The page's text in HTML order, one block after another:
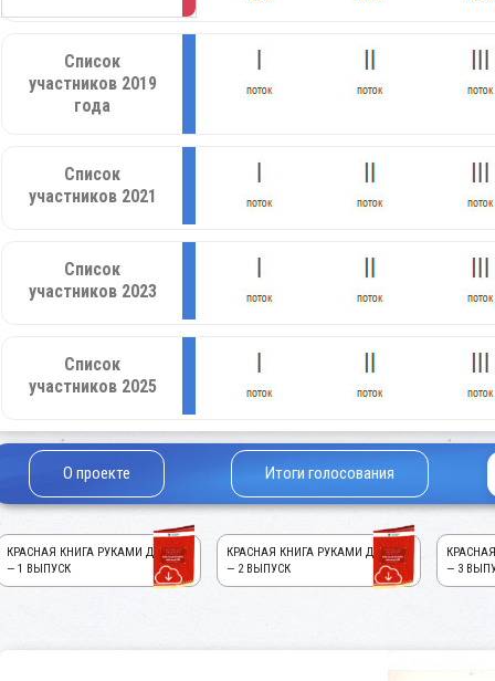
Список
участников 2019
года
Список
участников 2021
Список
участников 2023
Список
участников 2025
О проекте Итоги голосования
КРАСНАЯ КНИГА РУКАМИ ДЕТЕЙ!
— 1 ВЫПУСК
КРАСНАЯ КНИГА РУКАМИ ДЕТЕЙ!
— 2 ВЫПУСК
— 3